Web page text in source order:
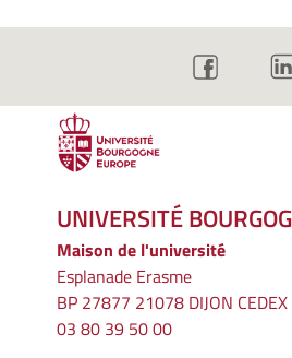
UNIVERSITÉ
Maison de l'université
Esplanade Erasme
BP 27877 21078 DIJON CEDEX
03 80 39 50 00